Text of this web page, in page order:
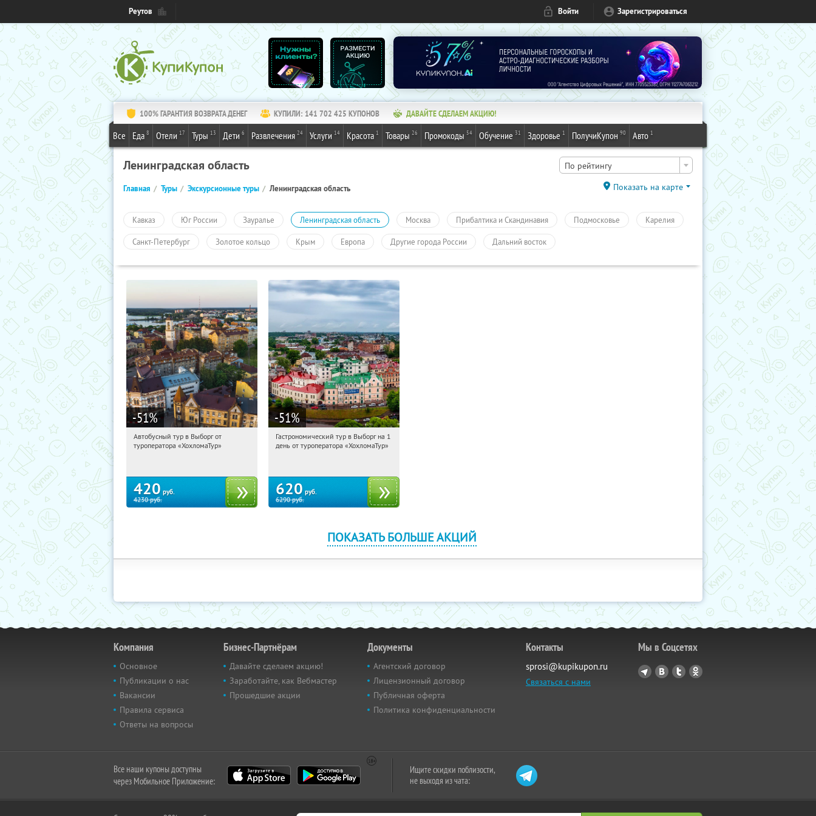
Реутов Войти Зарегистрироваться
100% ГАРАНТИЯ ВОЗВРАТА ДЕНЕГ КУПИЛИ: 141 702 425 КУПОНОВ ДАВАЙТЕ СДЕЛАЕМ АКЦИЮ!
Все Еда 8 Отели 17 Туры 13 Дети 6 Развлечения 24 Услуги 14 Красота 1 Товары 26 Промокоды 54 Обучение 31 Здоровье 1 ПолучиКупон 90 Авто 1
Ленинградская область По рейтингу
Главная Туры Экскурсионные туры Ленинградская область Показать на карте
Кавказ Юг России Зауралье Ленинградская область Москва Прибалтика и Скандинавия Подмосковье Карелия
Санкт-Петербург Золотое кольцо Крым Европа Другие города России Дальний восток
-51%
07:27:11 Купили:
Автобусный тур в Выборг от
туроператора «ХохломаТур»
420 руб.
4230руб.
-51%
07:27:11 Купили:5
Гастрономический тур в Выборг на 1
день от туроператора «ХохломаТур»
620 руб.
6290руб.
ПОКАЗАТЬ БОЛЬШЕ АКЦИЙ
Компания
Основное
Публикации о нас
Вакансии
Правила сервиса
Ответы на вопросы
Бизнес-Партнёрам
Давайте сделаем акцию!
Заработайте, как Вебмастер
Прошедшие акции
Документы
Агентский договор
Лицензионный договор
Публичная оферта
Политика конфиденциальности
Контакты
sprosi@kupikupon.ru
Связаться с нами
Мы в Соцсетях
Все наши купоны доступны
через Мобильное Приложение:
Ищите скидки поблизости,
не выходя из чата: